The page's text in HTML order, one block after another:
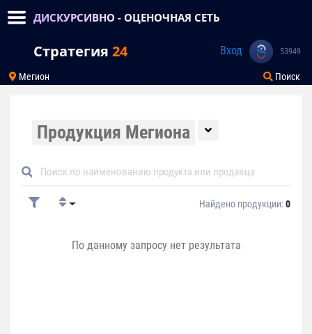
ДИСКУРСИВНО - ОЦЕНОЧНАЯ СЕТЬ
Стратегия 24 Вход 53949
Мегион Поиск
Продукция Мегиона
Найдено продукции:0
По данному запросу нет результата